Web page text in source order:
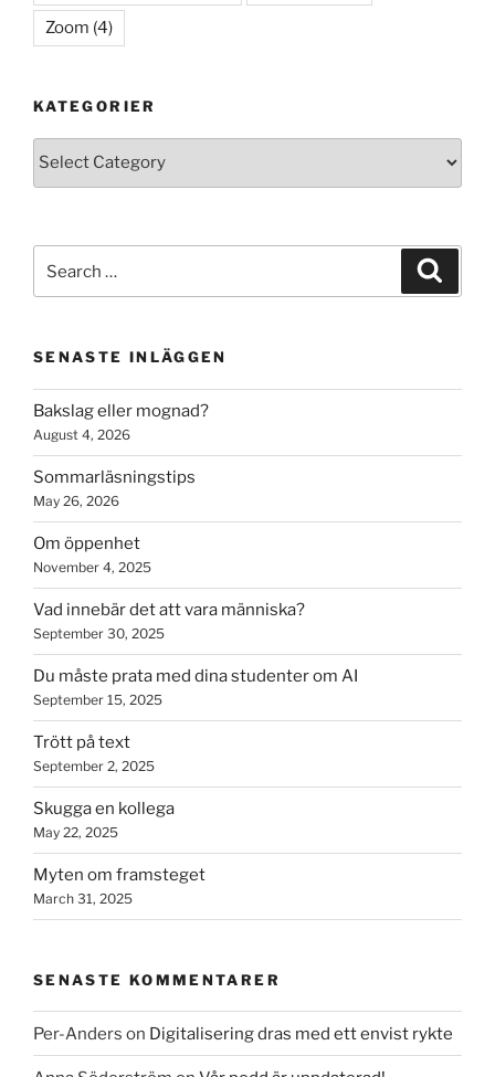
Zoom (4)
KATEGORIER
Kategorier
for:
SENASTE INLÄGGEN
Bakslag eller mognad?
August 4, 2026
Sommarläsningstips
May 26, 2026
Om öppenhet
November 4, 2025
Vad innebär det att vara människa?
September 30, 2025
Du måste prata med dina studenter om AI
September 15, 2025
Trött på text
September 2, 2025
Skugga en kollega
May 22, 2025
Myten om framsteget
March 31, 2025
SENASTE KOMMENTARER
Per-Anders on Digitalisering dras med ett envist rykte